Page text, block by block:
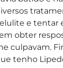
e tentar
obter
culpavam.
tenho